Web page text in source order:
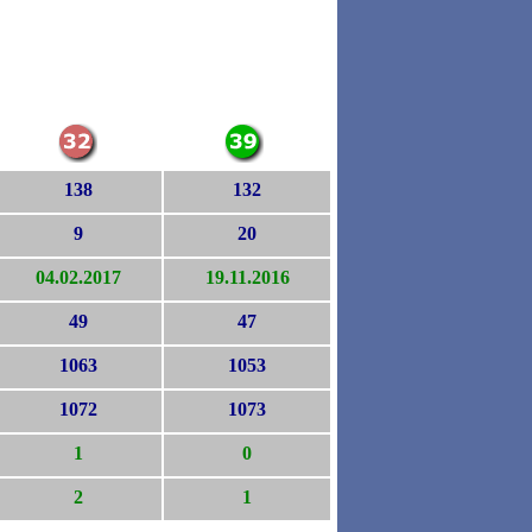
138 132
9 20
04.02.2017 19.11.2016
49 47
1063 1053
1072 1073
1 0
2 1